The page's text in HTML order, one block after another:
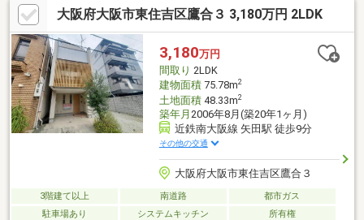
階)、給湯器 等【張替】フロアタイル(LDK・洋室・廊下)、クロス
(全室壁・天井) 他▼周辺環境・コノミヤ南田辺店 徒歩1分(約
30m)■ ご希望の住まい探しをお手伝いします ━━━━━・・・物
件の詳細・ご相談はお気軽にお問い合わせください。
大阪府大阪市東住吉区鷹合３ 3,180万円 2LDK
3,180万円
間取り 2LDK
建物面積75.78m2
土地面積48.33m2
築年月 2006年8月(築20年1ヶ月)
近鉄南大阪線 矢田駅 徒歩9分
その他の交通
大阪府大阪市東住吉区鷹合３
3階建て以上 南道路
都市ガス
駐車場あり
システムキッチン 所有権